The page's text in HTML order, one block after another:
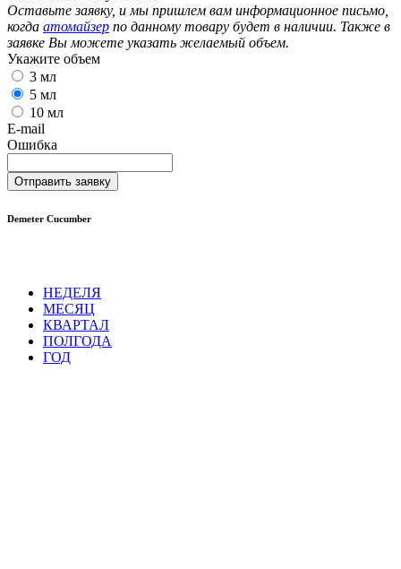
Оставьте заявку, и мы пришлем вам информационное письмо,
когда атомайзер по данному товару будет в наличии. Также в
заявке Вы можете указать желаемый объем.
Укажите объем
3 мл
5 мл
10 мл
E-mail
Ошибка
Отправить заявку
Demeter Cucumber
НЕДЕЛЯ
МЕСЯЦ
КВАРТАЛ
ПОЛГОДА
ГОД